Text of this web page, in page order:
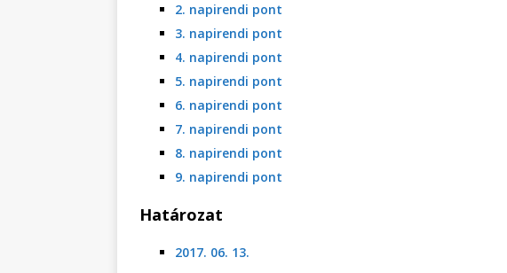
2. napirendi pont
3. napirendi pont
4. napirendi pont
5. napirendi pont
6. napirendi pont
7. napirendi pont
8. napirendi pont
9. napirendi pont
Határozat
2017. 06. 13.